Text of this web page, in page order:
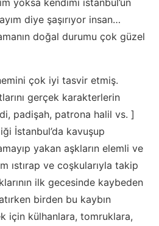
yoksa kendimi istanbul’un
diye şaşırıyor insan…
doğal durumu çok güzel
çok iyi tasvir etmiş.
gerçek karakterlerin
padişah, patrona halil vs. ]
İstanbul’da kavuşup
yakan aşkların elemli ve
ıstırap ve coşkularıyla takip
ilk gecesinde kaybeden
birden bu kaybın
için külhanlara, tomruklara,